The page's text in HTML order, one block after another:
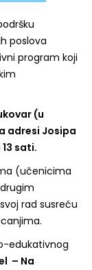
poslova
program koji
(u
adresi Josipa
13 sati.
(učenicima
rad susreću
edukativnog
– Na